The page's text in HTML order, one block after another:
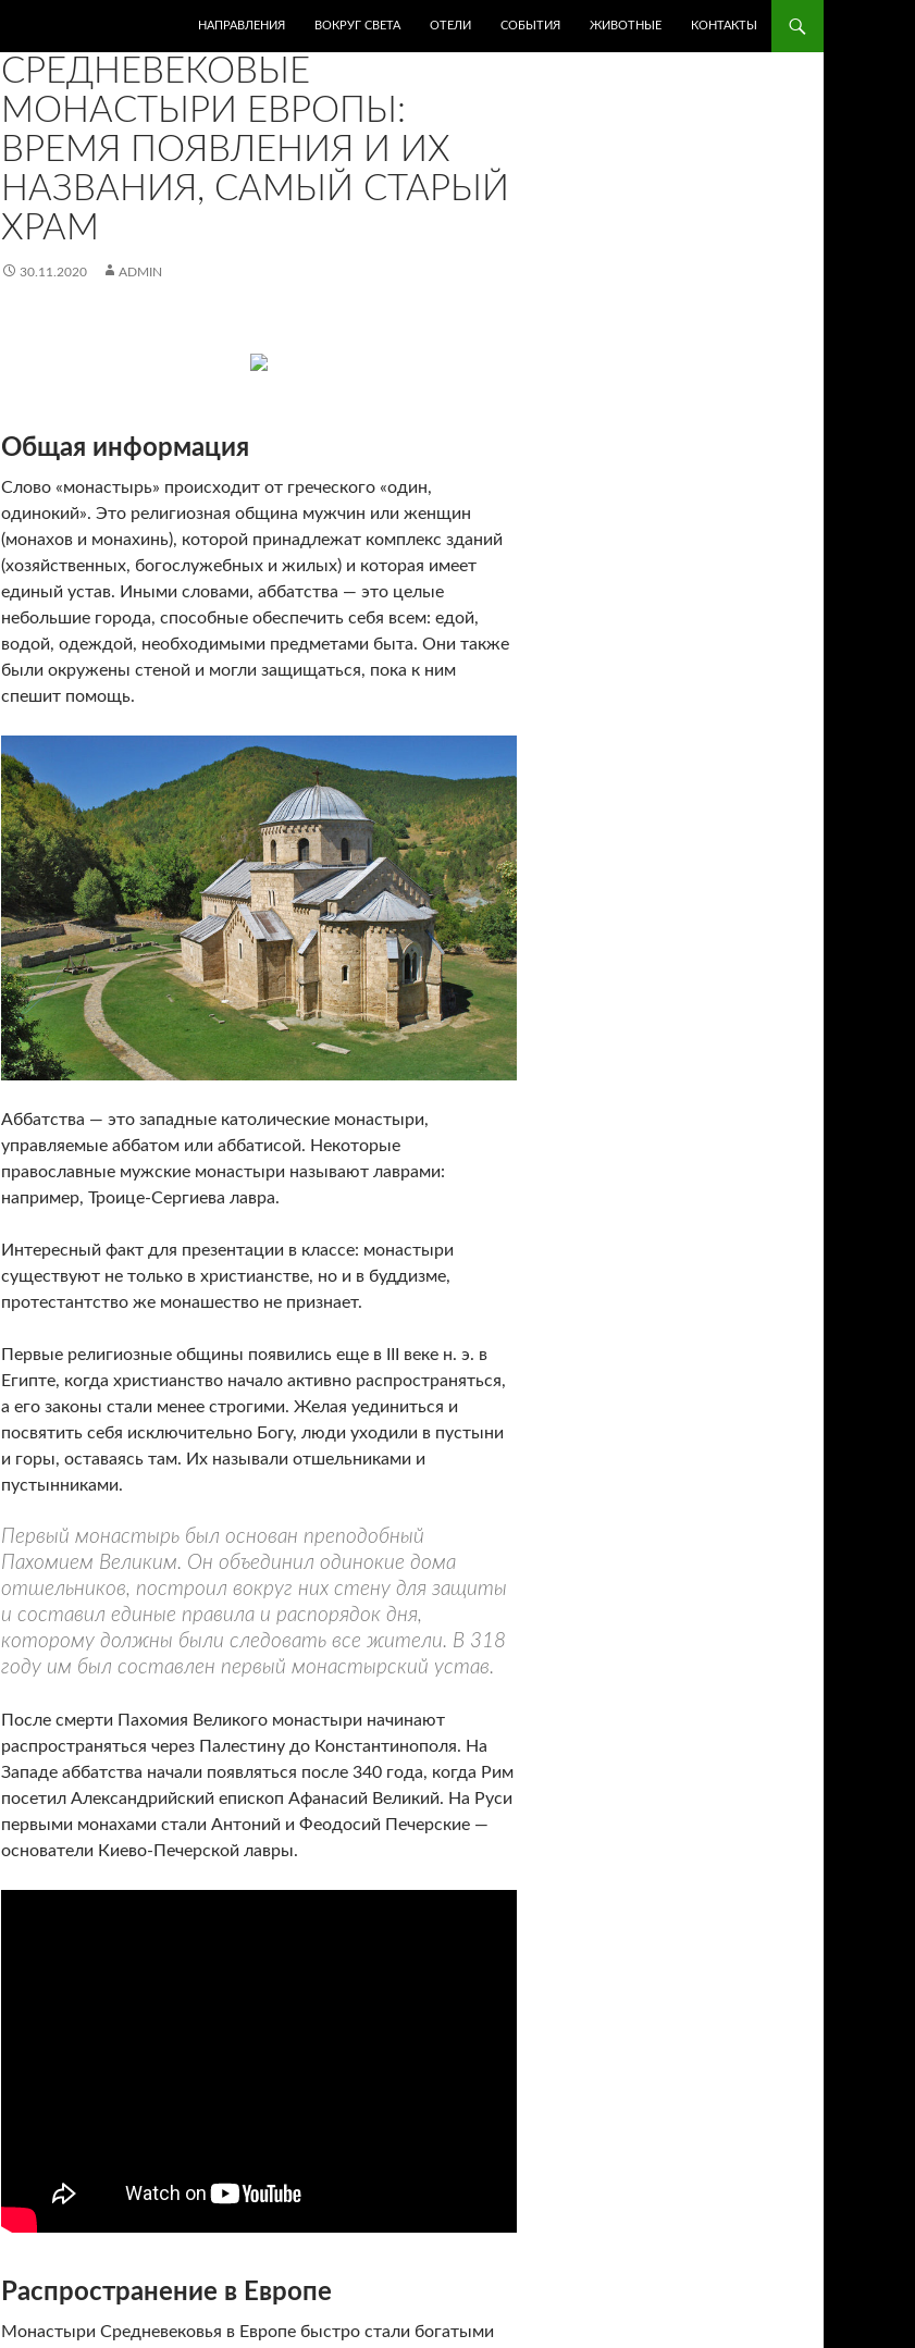
НАПРАВЛЕНИЯ
ВОКРУГ СВЕТА ОТЕЛИ СОБЫТИЯ ЖИВОТНЫЕ КОНТАКТЫ
СРЕДНЕВЕКОВЫЕ
МОНАСТЫРИ ЕВРОПЫ:
ВРЕМЯ ПОЯВЛЕНИЯ И ИХ
НАЗВАНИЯ, САМЫЙ СТАРЫЙ
ХРАМ
30.11.2020 ADMIN
Общая информация
Слово «монастырь» происходит от греческого «один,
одинокий». Это религиозная община мужчин или женщин
(монахов и монахинь), которой принадлежат комплекс зданий
(хозяйственных, богослужебных и жилых) и которая имеет
единый устав. Иными словами, аббатства — это целые
небольшие города, способные обеспечить себя всем: едой,
водой, одеждой, необходимыми предметами быта. Они также
были окружены стеной и могли защищаться, пока к ним
спешит помощь.
Аббатства — это западные католические монастыри,
управляемые аббатом или аббатисой. Некоторые
православные мужские монастыри называют лаврами:
например, Троице-Сергиева лавра.
Интересный факт для презентации в классе: монастыри
существуют не только в христианстве, но и в буддизме,
протестантство же монашество не признает.
Первые религиозные общины появились еще в III веке н. э. в
Египте, когда христианство начало активно распространяться,
а его законы стали менее строгими. Желая уединиться и
посвятить себя исключительно Богу, люди уходили в пустыни
и горы, оставаясь там. Их называли отшельниками и
пустынниками.
Первый монастырь был основан преподобный
Пахомием Великим. Он объединил одинокие дома
отшельников, построил вокруг них стену для защиты
и составил единые правила и распорядок дня,
которому должны были следовать все жители. В 318
году им был составлен первый монастырский устав.
После смерти Пахомия Великого монастыри начинают
распространяться через Палестину до Константинополя. На
Западе аббатства начали появляться после 340 года, когда Рим
посетил Александрийский епископ Афанасий Великий. На Руси
первыми монахами стали Антоний и Феодосий Печерские —
основатели Киево-Печерской лавры.
Распространение в Европе
Монастыри Средневековья в Европе быстро стали богатыми